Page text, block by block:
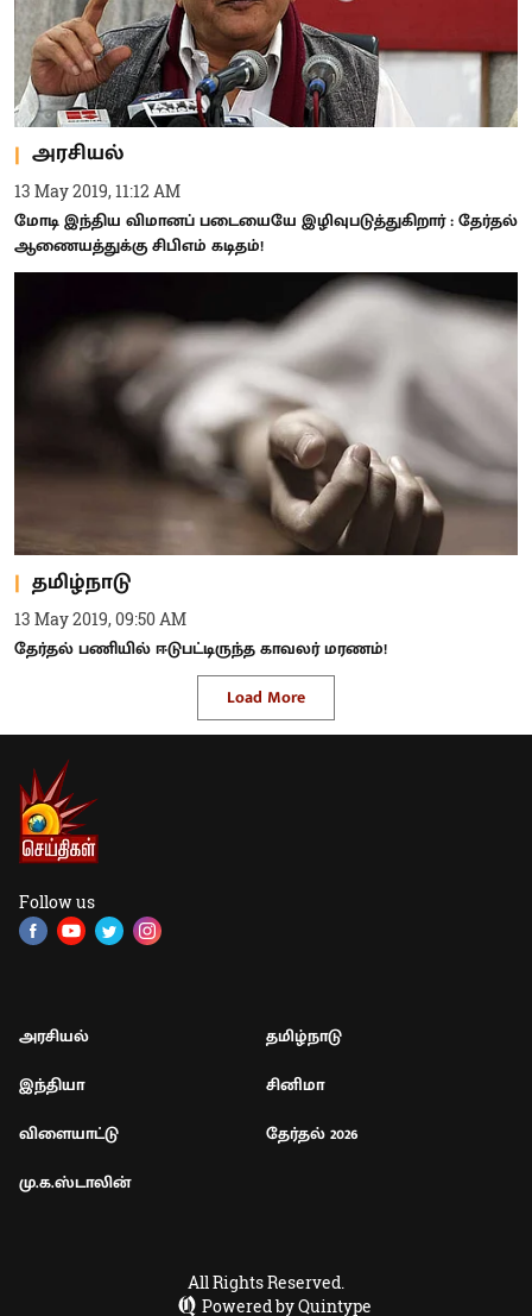
அரசியல்
13 May 2019, 11:12 AM
மோடி இந்திய விமானப் படையையே இழிவுபடுத்துகிறார் : தேர்தல்
ஆணையத்துக்கு சிபிஎம் கடிதம்!
தமிழ்நாடு
13 May 2019, 09:50 AM
தேர்தல் பணியில் ஈடுபட்டிருந்த காவலர் மரணம்!
Load More
Follow us
அரசியல்
தமிழ்நாடு
இந்தியா
சினிமா
விளையாட்டு
தேர்தல் 2026
மு.க.ஸ்டாலின்
All Rights Reserved.
Powered by Quintype